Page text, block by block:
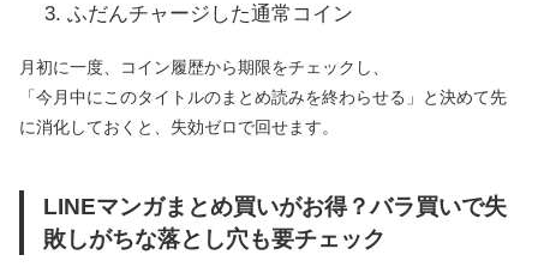
ふだんチャージした通常コイン
月初に一度、コイン履歴から期限をチェックし、
「今月中にこのタイトルのまとめ読みを終わらせる」と決めて先
に消化しておくと、失効ゼロで回せます。
LINEマンガまとめ買いがお得？バラ買いで失
敗しがちな落とし穴も要チェック